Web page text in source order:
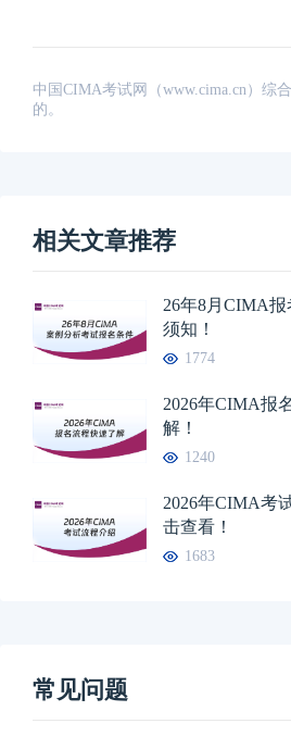
中国CIMA考试网（www.cima.cn）综
的。
相关文章推荐
26年8月CIMA
须知！
1774
2026年CIMA报
解！
1240
2026年CIMA考
击查看！
1683
常见问题